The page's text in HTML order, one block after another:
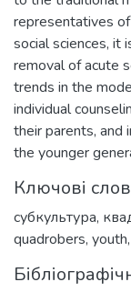
representatives
social sciences,
removal of acute
trends in the
individual
their parents, and
the younger
Ключові
субкультура,
quadrobers, youth,